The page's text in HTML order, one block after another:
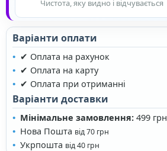
Чистота, яку видно і відчувається
Варіанти оплати
✔ Оплата на рахунок
✔ Оплата на карту
✔ Оплата при отриманні
Варіанти доставки
Мінімальне замовлення: 499 грн
Нова Пошта від 70 грн
Укрпошта від 40 грн